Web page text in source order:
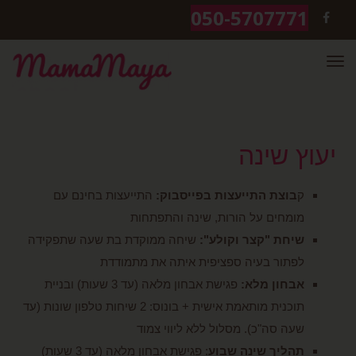
FACEBOOK
050-5707771
תפריט
יעוץ שינה
קבוצת התייעצות בפייסבוק: התייעצות בחינם עם
מומחים על הורות, שינה והתפתחות
שיחת "קצר וקולע": שיחה ממוקדת בת שעה שתפקידה
לפתור בעיה ספציפית איתה את מתמודדת
אבחון מלא:
פגישת אבחון מלאה (עד 3 שעות) ובניית
תוכנית מותאמת אישית + בונוס: 2 שיחות טלפון שונות (עד
שעה סה"כ). מסלול ללא ליווי צמוד
תהליך שינה שבוע
: פגישת אבחון מלאה (עד 3 שעות)